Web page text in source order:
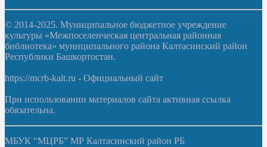
© 2014-2025. Муниципальное бюджетное учреждение
культуры «Межпоселенческая центральная районная
библиотека» муниципального района Калтасинский район
Республики Башкортостан.
https://mcrb-kalt.ru - Официальный сайт
При использовании материалов сайта активная ссылка
обязательна.
МБУК “МЦРБ” МР Калтасинский район РБ